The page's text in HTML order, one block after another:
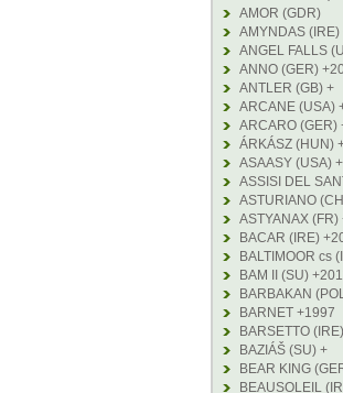
AMOR (GDR)
AMYNDAS (IRE)
ANGEL FALLS
ANNO (GER)
ANTLER (GB) +
ARCANE (USA)
ARCARO (GER)
ÁRKÁSZ (HUN)
ASAASY (USA) +
ASSISI DEL
ASTURIANO
ASTYANAX (FR)
BACAR (IRE)
BALTIMOOR cs
BAM II (SU)
BARBAKAN
BARNET +1997
BARSETTO
BAZIÁŠ (SU) +
BEAR KING
BEAUSOLEIL